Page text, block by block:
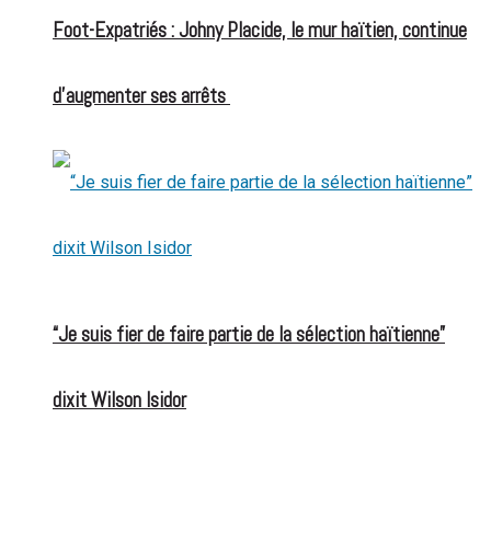
Foot-Expatriés : Johny Placide, le mur haïtien, continue
d’augmenter ses arrêts
“Je suis fier de faire partie de la sélection haïtienne”
dixit Wilson Isidor